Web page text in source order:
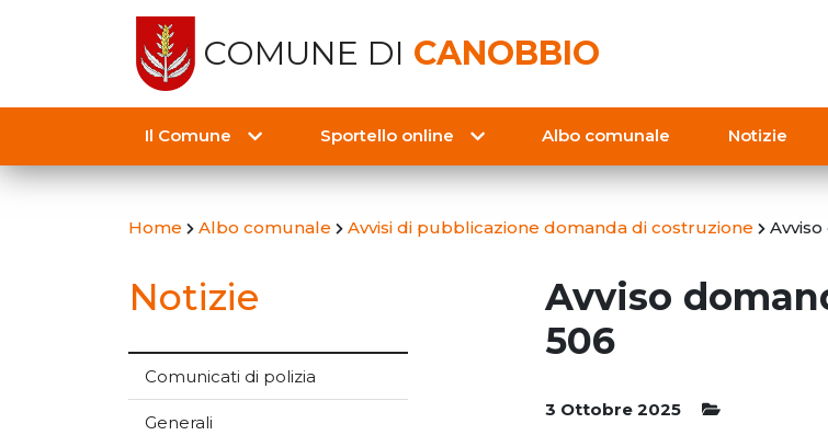
COMUNE DI CANOBBIO
Il Comune Sportello online Albo comunale Notizie
Home Albo comunale Avvisi di pubblicazione domanda di costruzione
Notizie
Comunicati di polizia
Generali
Avviso
506
3 Ottobre 2025